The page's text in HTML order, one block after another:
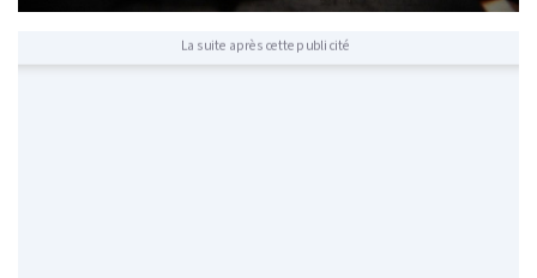
La suite après cette publicité